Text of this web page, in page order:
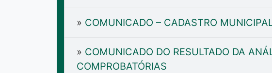
» COMUNICADO – CADASTRO
» COMUNICADO DO RESULTADO DA
COMPROBATÓRIAS